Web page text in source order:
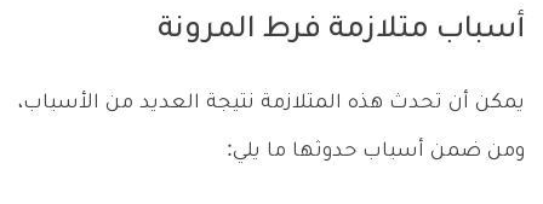
أسباب متلازمة فرط المرونة
يمكن أن تحدث هذه المتلازمة نتيجة العديد من الأسباب،
ومن ضمن أسباب حدوثها ما يلي: